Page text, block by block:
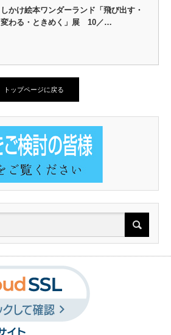
しかけ絵本ワンダーランド「飛び出す・
変わる・ときめく」展 10／…
トップページに戻る